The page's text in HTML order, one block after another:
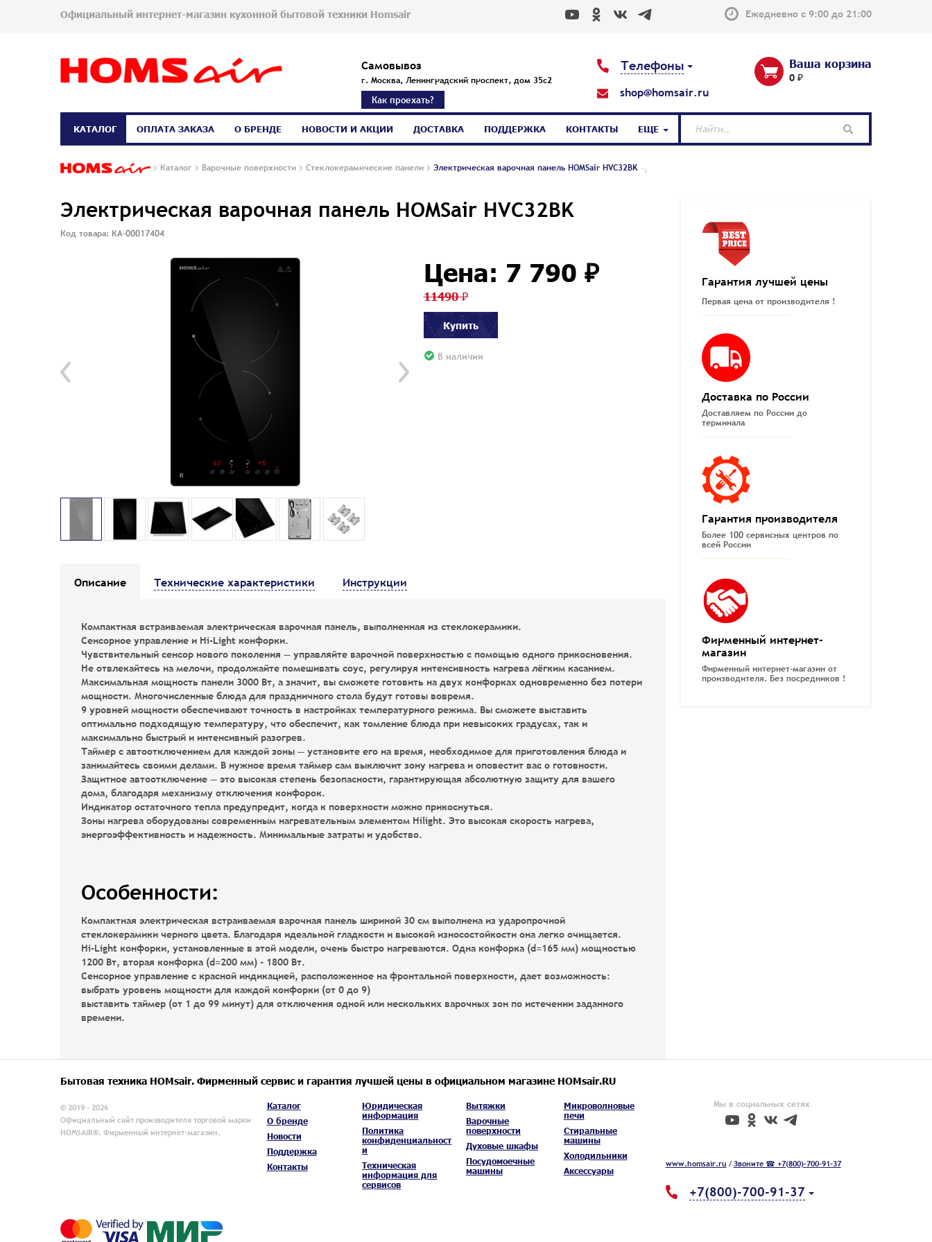
Официальный интернет-магазин кухонной бытовой техники Homsair Ежедневно с 9:00 до 21:00
Самовывоз
г. Москва, Ленинградский проспект, дом 35с2
Как проехать?
Телефоны
shop@homsair.ru
Ваша корзина
0 ₽
Каталог Варочные поверхности Стеклокерамические панели Электрическая варочная панель HOMSair HVC32BK
Электрическая варочная панель HOMSair HVC32BK
Код товара: КА-00017404
Цена: 7 790 ₽
11490 ₽
Купить
В наличии
Описание Технические характеристики Инструкции
Компактная встраиваемая электрическая варочная панель, выполненная из стеклокерамики.
Сенсорное управление и Hi-Light конфорки.
Чувствительный сенсор нового поколения — управляйте варочной поверхностью с помощью одного прикосновения.
Не отвлекайтесь на мелочи, продолжайте помешивать соус, регулируя интенсивность нагрева лёгким касанием.
Максимальная мощность панели 3000 Вт, а значит, вы сможете готовить на двух конфорках одновременно без потери
мощности. Многочисленные блюда для праздничного стола будут готовы вовремя.
9 уровней мощности обеспечивают точность в настройках температурного режима. Вы сможете выставить
оптимально подходящую температуру, что обеспечит, как томление блюда при невысоких градусах, так и
максимально быстрый и интенсивный разогрев.
Таймер с автоотключением для каждой зоны — установите его на время, необходимое для приготовления блюда и
занимайтесь своими делами. В нужное время таймер сам выключит зону нагрева и оповестит вас о готовности.
Защитное автоотключение — это высокая степень безопасности, гарантирующая абсолютную защиту для вашего
дома, благодаря механизму отключения конфорок.
Индикатор остаточного тепла предупредит, когда к поверхности можно прикоснуться.
Зоны нагрева оборудованы современным нагревательным элементом Hilight. Это высокая скорость нагрева,
энергоэффективность и надежность. Минимальные затраты и удобство.
Особенности:
Компактная электрическая встраиваемая варочная панель шириной 30 см выполнена из ударопрочной
стеклокерамики черного цвета. Благодаря идеальной гладкости и высокой износостойкости она легко очищается.
Hi-Light конфорки, установленные в этой модели, очень быстро нагреваются. Одна конфорка (d=165 мм) мощностью
1200 Вт, вторая конфорка (d=200 мм) - 1800 Вт.
Сенсорное управление с красной индикацией, расположенное на фронтальной поверхности, дает возможность:
выбрать уровень мощности для каждой конфорки (от 0 до 9)
выставить таймер (от 1 до 99 минут) для отключения одной или нескольких варочных зон по истечении заданного
времени.
Гарантия лучшей цены
Первая цена от производителя !
Доставка по России
Доставляем по России до
терминала
Гарантия производителя
Более 100 сервисных центров по
всей России
Фирменный интернет-
магазин
Фирменный интернет-магазин от
производителя. Без посредников !
КАТАЛОГ ОПЛАТА ЗАКАЗА О БРЕНДЕ НОВОСТИ И АКЦИИ ДОСТАВКА ПОДДЕРЖКА КОНТАКТЫ ЕЩЕ
Бытовая техника HOMsair. Фирменный сервис и гарантия лучшей цены в официальном магазине HOMsair.RU
© 2019 - 2026
Официальный сайт производителя торговой марки
HOMSAIR®. Фирменный интернет-магазин.
Каталог
О бренде
Новости
Поддержка
Контакты
Юридическая
информация
Политика
конфиденциальност
и
Техническая
информация для
сервисов
Вытяжки
Варочные
поверхности
Духовые шкафы
Посудомоечные
машины
Микроволновые
печи
Стиральные
машины
Холодильники
Аксессуары
Мы в социальных сетях
www.homsair.ru /Звоните ☎ +7(800)-700-91-37
+7(800)-700-91-37